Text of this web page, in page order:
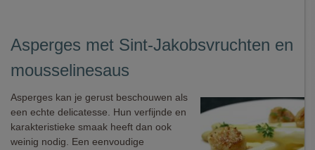
Asperges met Sint-Jakobsvruchten en
mousselinesaus
Asperges kan je gerust beschouwen als
een echte delicatesse. Hun verfijnde en
karakteristieke smaak heeft dan ook
weinig nodig. Een eenvoudige